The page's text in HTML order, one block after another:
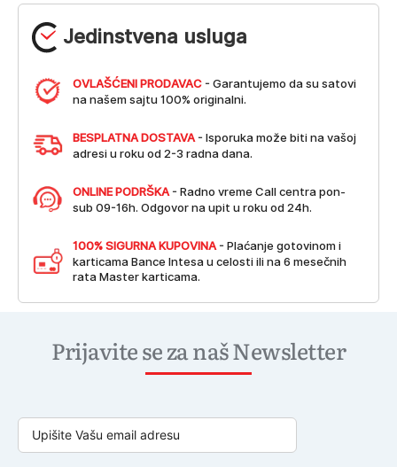
Jedinstvena usluga
OVLAŠĆENI PRODAVAC - Garantujemo da su satovi
na našem sajtu 100% originalni.
BESPLATNA DOSTAVA - Isporuka može biti na vašoj
adresi u roku od 2-3 radna dana.
ONLINE PODRŠKA - Radno vreme Call centra pon-
sub 09-16h. Odgovor na upit u roku od 24h.
100% SIGURNA KUPOVINA - Plaćanje gotovinom i
karticama Bance Intesa u celosti ili na 6 mesečnih
rata Master karticama.
Prijavite se za naš Newsletter